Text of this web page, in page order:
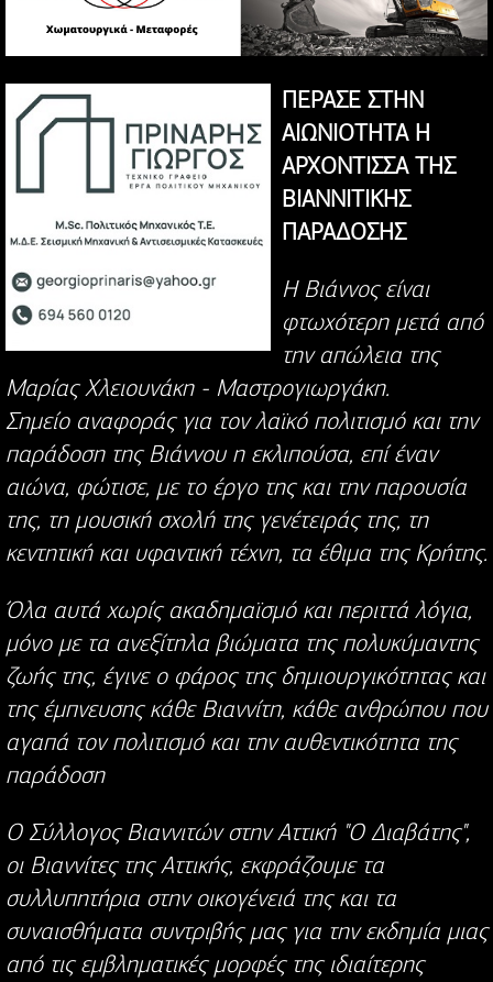
ΠΕΡΑΣΕ ΣΤΗΝ
ΑΙΩΝΙΟΤΗΤΑ Η
ΑΡΧΟΝΤΙΣΣΑ ΤΗΣ
ΒΙΑΝΝΙΤΙΚΗΣ
ΠΑΡΑΔΟΣΗΣ
Η Βιάννος είναι
φτωχότερη μετά από
την απώλεια της
Μαρίας Χλειουνάκη - Μαστρογιωργάκη.
Σημείο αναφοράς για τον λαϊκό πολιτισμό και την
παράδοση της Βιάννου η εκλιπούσα, επί έναν
αιώνα, φώτισε, με το έργο της και την παρουσία
της, τη μουσική σχολή της γενέτειράς της, τη
κεντητική και υφαντική τέχνη, τα έθιμα της Κρήτης.
Όλα αυτά χωρίς ακαδημαϊσμό και περιττά λόγια,
μόνο με τα ανεξίτηλα βιώματα της πολυκύμαντης
ζωής της, έγινε ο φάρος της δημιουργικότητας και
της έμπνευσης κάθε Βιαννίτη, κάθε ανθρώπου που
αγαπά τον πολιτισμό και την αυθεντικότητα της
παράδοση
Ο Σύλλογος Βιαννιτών στην Αττική "Ο Διαβάτης",
οι Βιαννίτες της Αττικής, εκφράζουμε τα
συλλυπητήρια στην οικογένειά της και τα
συναισθήματα συντριβής μας για την εκδημία μιας
από τις εμβληματικές μορφές της ιδιαίτερης